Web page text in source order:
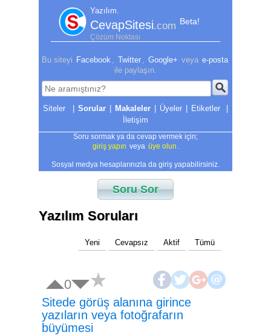
Yazılım.
CevapSitesi.com Beta!
Çözüm Noktası
Bu siteyi Facebook Twitter Google+ veya e-posta
ile paylaşın.
| Sorular | Makaleler | Üyeler | Etiketler
|
İletişim
Soru sormak ya da cevap vermek için;
giriş yapın veya üye olun
Sosyal medya hesaplarınızla da giriş yapabilirsiniz.
Soru Sor
Yazılım Soruları
Yeni Cevapsız Aktif Tümü
0
Sitede görüş alanına girince
yazıların veya fotoğrafarın
büyümesi